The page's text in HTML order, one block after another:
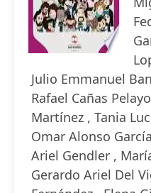
Julio Emmanuel
Rafael Cañas
Martínez , Tania
Omar Alonso
Ariel Gendler ,
Gerardo Ariel Del